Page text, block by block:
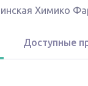
Химико
Доступные